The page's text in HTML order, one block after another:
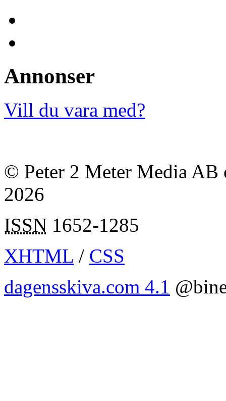
Annonser
Vill du vara med?
© Peter 2 Meter Media AB
2026
ISSN 1652-1285
XHTML / CSS
dagensskiva.com 4.1